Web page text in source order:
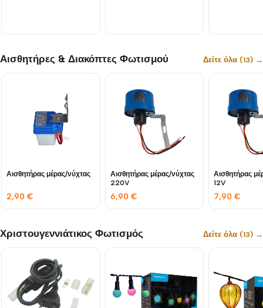
Αισθητήρες & Διακόπτες Φωτισμού Δείτε όλα (13) →
Αισθητήρας μέρας/νύχτας
2,90 €
Αισθητήρας μέρας/νύχτας
220V
6,90 €
Αισθητήρας
12V
7,90€
Χριστουγεννιάτικος Φωτισμός Δείτε όλα (13) →